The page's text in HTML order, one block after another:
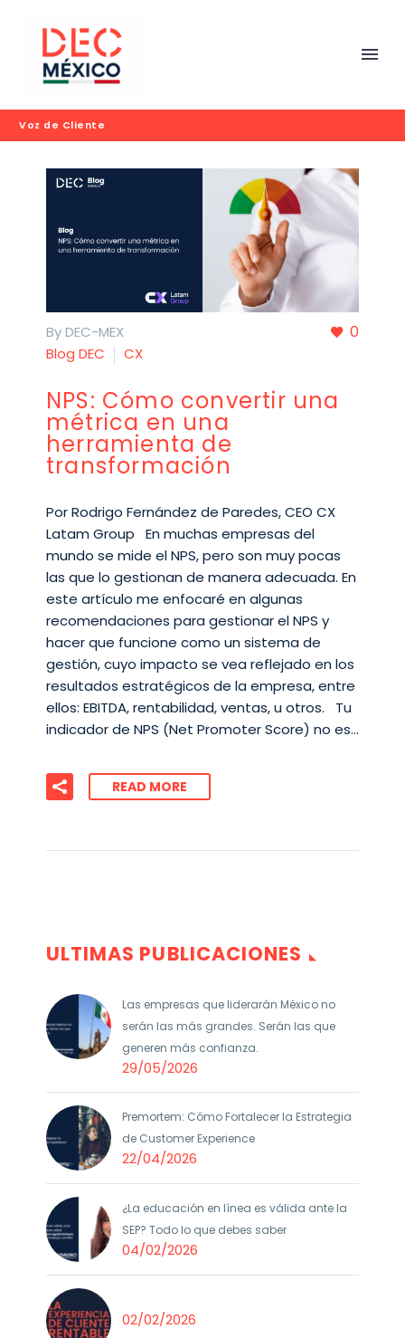
Voz de Cliente
0
By DEC-MEX
Blog DEC
CX
NPS: Cómo convertir una
métrica en una
herramienta de
transformación
Por Rodrigo Fernández de Paredes, CEO CX
Latam Group En muchas empresas del
mundo se mide el NPS, pero son muy pocas
las que lo gestionan de manera adecuada. En
este artículo me enfocaré en algunas
recomendaciones para gestionar el NPS y
hacer que funcione como un sistema de
gestión, cuyo impacto se vea reflejado en los
resultados estratégicos de la empresa, entre
ellos: EBITDA, rentabilidad, ventas, u otros. Tu
indicador de NPS (Net Promoter Score) no es…
READ MORE
ULTIMAS PUBLICACIONES
Las empresas que liderarán México no
serán las más grandes. Serán las que
generen más confianza.
29/05/2026
Premortem: Cómo Fortalecer la Estrategia
de Customer Experience
22/04/2026
¿La educación en línea es válida ante la
SEP? Todo lo que debes saber
04/02/2026
02/02/2026